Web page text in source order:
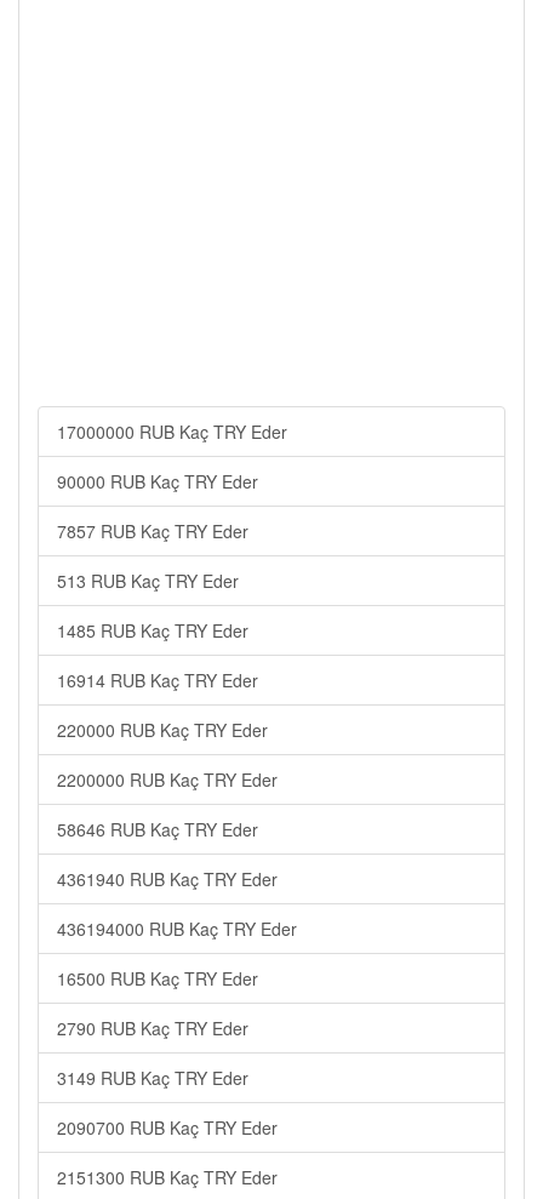
17000000 RUB Kaç TRY Eder
90000 RUB Kaç TRY Eder
7857 RUB Kaç TRY Eder
513 RUB Kaç TRY Eder
1485 RUB Kaç TRY Eder
16914 RUB Kaç TRY Eder
220000 RUB Kaç TRY Eder
2200000 RUB Kaç TRY Eder
58646 RUB Kaç TRY Eder
4361940 RUB Kaç TRY Eder
436194000 RUB Kaç TRY Eder
16500 RUB Kaç TRY Eder
2790 RUB Kaç TRY Eder
3149 RUB Kaç TRY Eder
2090700 RUB Kaç TRY Eder
2151300 RUB Kaç TRY Eder